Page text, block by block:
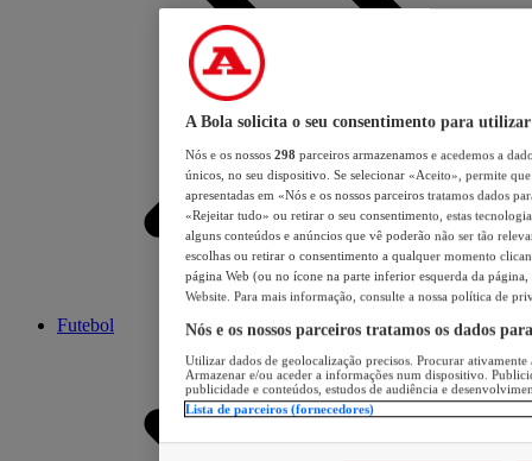
Futebol
A Bola solicita o seu consentimento para utilizar
Nós e os nossos 298 parceiros armazenamos e acedemos a
únicos, no seu dispositivo. Se selecionar «Aceito», permite
apresentadas em «Nós e os nossos parceiros tratamos dados
«Rejeitar tudo» ou retirar o seu consentimento, estas
alguns conteúdos e anúncios que vê poderão não ser tão
escolhas ou retirar o consentimento a qualquer momento
página Web (ou no ícone na parte inferior esquerda da página,
Website. Para mais informação, consulte a nossa política de
Nós e os nossos parceiros tratamos os dados
Utilizar dados de geolocalização precisos. Procurar
Armazenar e/ou aceder a informações num dispositivo.
publicidade e conteúdos, estudos de audiência e
Lista de parceiros (fornecedores)